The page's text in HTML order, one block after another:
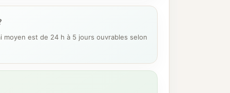
moyen est de 24 h à 5 jours ouvrables selon